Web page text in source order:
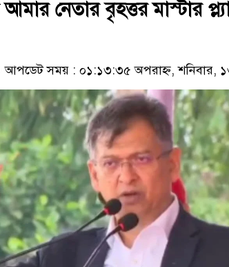
নেতার বৃহত্তর মাস্টার
আপডেট সময় : ০১:১৩:৩৫ অপরাহ্ন, শনিবার,